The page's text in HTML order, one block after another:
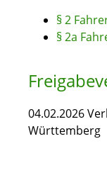
§ 2
§ 2a
04.02.2026
Württemberg